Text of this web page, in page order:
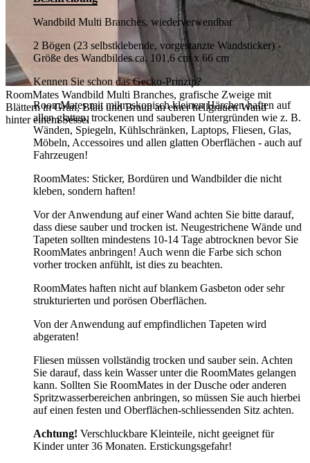
RoomMates Wandbild Multi Branches, grafische Zweige mit
Blättern in Grün, Blau und Braun an einer hellgrauen Wand
hinter einem Sessel
Wandbild Multi Branches, wiederverwendbar
2 Bögen (23 selbstklebende, vorgestanzte Wandsticker) -
Größe des Wandbildes ca. 101,6 cm x 66 cm
Kennen Sie schon das Gecko-Prinzip?
RoomMates mit mikroskopisch kleinen Härchen haften auf
allen glatten, trockenen und sauberen Untergründen wie z. B.
Wänden, Spiegeln, Kühlschränken, Laptops, Fliesen, Glas,
Möbeln, Accessoires und allen glatten Oberflächen - auch auf
Fahrzeugen!
RoomMates: Sticker, Bordüren und Wandbilder die nicht
kleben, sondern haften!
Vor der Anwendung auf einer Wand achten Sie bitte darauf,
dass diese sauber und trocken ist. Neugestrichene Wände und
Tapeten sollten mindestens 10-14 Tage abtrocknen bevor Sie
RoomMates anbringen! Auch wenn die Farbe sich schon
vorher trocken anfühlt, ist dies zu beachten.
RoomMates haften nicht auf blankem Gasbeton oder sehr
strukturierten und porösen Oberflächen.
Von der Anwendung auf empfindlichen Tapeten wird
abgeraten!
Fliesen müssen vollständig trocken und sauber sein. Achten
Sie darauf, dass kein Wasser unter die RoomMates gelangen
kann. Sollten Sie RoomMates in der Dusche oder anderen
Spritzwasserbereichen anbringen, so müssen Sie auch hierbei
auf einen festen und Oberflächen-schliessenden Sitz achten.
Achtung! Verschluckbare Kleinteile, nicht geeignet für
Kinder unter 36 Monaten. Erstickungsgefahr!